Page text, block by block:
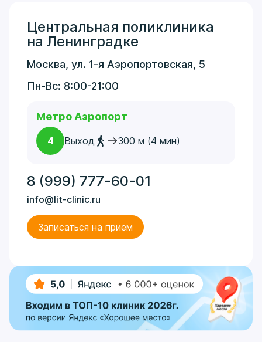
Центральная поликлиника
на Ленинградке
Москва, ул. 1-я Аэропортовская, 5
Пн-Вс: 8:00-21:00
Метро Аэропорт
4 Выход 300 м (4 мин)
8 (999) 777-60-01
info@lit-clinic.ru
Записаться на прием